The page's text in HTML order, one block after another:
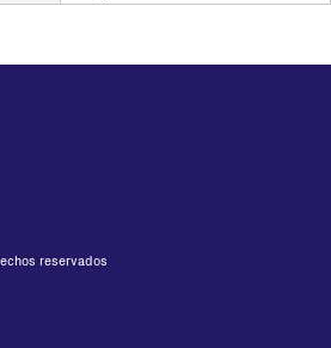
UNO-DM-5.0(4.6)
reservados